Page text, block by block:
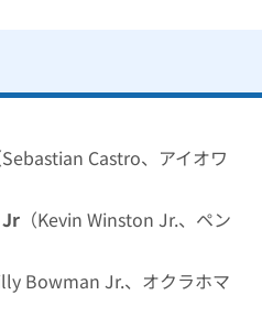
Sebastian Castro、アイオワ
Jr （Kevin Winston Jr.、ペン
Bowman Jr.、オクラホマ